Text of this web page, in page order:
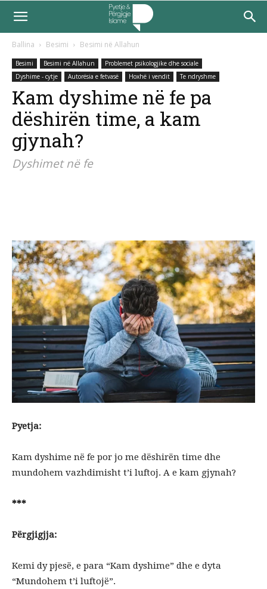
Ballina Besimi Besimi në Allahun
Besimi Besimi në Allahun
Problemet psikologjike dhe sociale
Dyshime - cytje
Autorësia e fetvasë Hoxhë i vendit Te ndryshme
Kam dyshime në fe pa
dëshirën time, a kam
gjynah?
Dyshimet në fe
Pyetja:
Kam dyshime në fe por jo me dëshirën time dhe
mundohem vazhdimisht t’i luftoj. A e kam gjynah?
***
Përgjigjja:
Kemi dy pjesë, e para “Kam dyshime” dhe e dyta
“Mundohem t’i luftojë”.